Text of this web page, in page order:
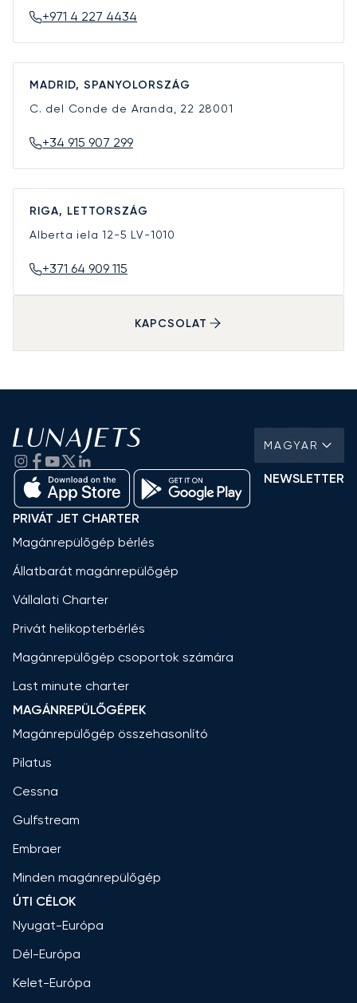
+971 4 227 4434
MADRID, SPANYOLORSZÁG
C. del Conde de Aranda, 22 28001
+34 915 907 299
RIGA, LETTORSZÁG
Alberta iela 12-5 LV-1010
+371 64 909 115
KAPCSOLAT
MAGYAR
NEWSLETTER
PRIVÁT JET CHARTER
Magánrepülőgép bérlés
Állatbarát magánrepülőgép
Vállalati Charter
Privát helikopterbérlés
Magánrepülőgép csoportok számára
Last minute charter
MAGÁNREPÜLŐGÉPEK
Magánrepülőgép összehasonlító
Pilatus
Cessna
Gulfstream
Embraer
Minden magánrepülőgép
ÚTI CÉLOK
Nyugat-Európa
Dél-Európa
Kelet-Európa